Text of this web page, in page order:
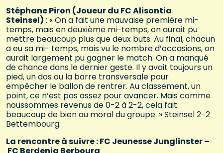
Stéphane Piron (Joueur du FC Alisontia
Steinsel) : « On a fait une mauvaise première mi-
temps, mais en deuxième mi-temps, on aurait pu
mettre beaucoup plus que deux buts. Au final, chacun
a eu sa mi- temps, mais vu le nombre d’occasions, on
aurait largement pu gagner le match. On a manqué
de chance dans le dernier geste. Il y avait toujours un
pied, un dos ou la barre transversale pour
empêcher le ballon de rentrer. Au classement, un
point, ce n’est pas assez pour avancer. Mais comme
noussommes revenus de 0-2 à 2-2, cela fait
beaucoup de bien au moral du groupe. » Steinsel 2-2
Bettembourg.
La rencontre à suivre : FC Jeunesse Junglinster –